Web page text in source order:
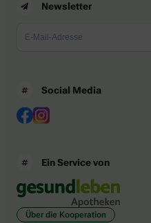
Newsletter
Social Media
Ein Service von
Über die Kooperation